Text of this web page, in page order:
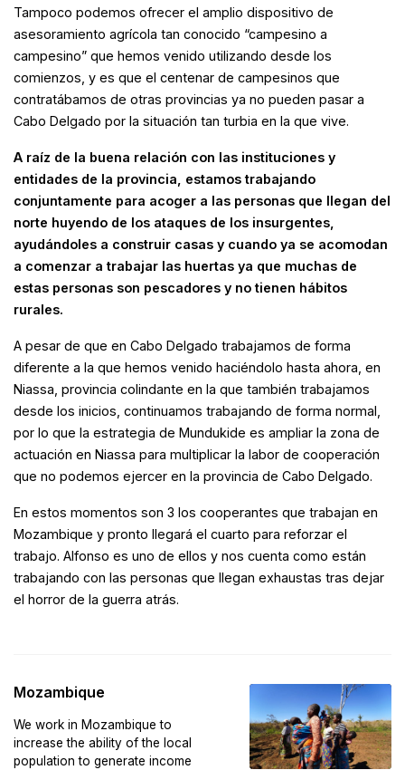
Tampoco podemos ofrecer el amplio dispositivo de
asesoramiento agrícola tan conocido “campesino a
campesino” que hemos venido utilizando desde los
comienzos, y es que el centenar de campesinos que
contratábamos de otras provincias ya no pueden pasar a
Cabo Delgado por la situación tan turbia en la que vive.
A raíz de la buena relación con las instituciones y
entidades de la provincia, estamos trabajando
conjuntamente para acoger a las personas que llegan del
norte huyendo de los ataques de los insurgentes,
ayudándoles a construir casas y cuando ya se acomodan
a comenzar a trabajar las huertas ya que muchas de
estas personas son pescadores y no tienen hábitos
rurales.
A pesar de que en Cabo Delgado trabajamos de forma
diferente a la que hemos venido haciéndolo hasta ahora, en
Niassa, provincia colindante en la que también trabajamos
desde los inicios, continuamos trabajando de forma normal,
por lo que la estrategia de Mundukide es ampliar la zona de
actuación en Niassa para multiplicar la labor de cooperación
que no podemos ejercer en la provincia de Cabo Delgado.
En estos momentos son 3 los cooperantes que trabajan en
Mozambique y pronto llegará el cuarto para reforzar el
trabajo. Alfonso es uno de ellos y nos cuenta como están
trabajando con las personas que llegan exhaustas tras dejar
el horror de la guerra atrás.
Mozambique
We work in Mozambique to
increase the ability of the local
population to generate income